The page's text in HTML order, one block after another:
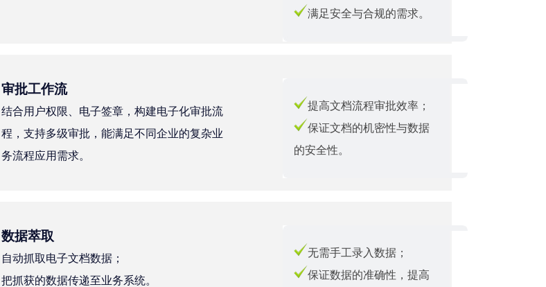
满足安全与合规的需求。
审批工作流
结合用户权限、电子签章，构建电子化审批流
程，支持多级审批，能满足不同企业的复杂业
务流程应用需求。
提高文档流程审批效率；
保证文档的机密性与数据
的安全性。
数据萃取
自动抓取电子文档数据；
把抓获的数据传递至业务系统。
无需手工录入数据；
保证数据的准确性，提高